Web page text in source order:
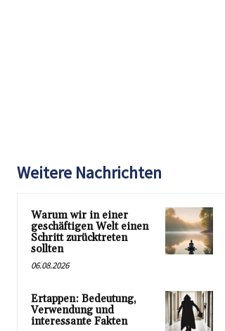
Weitere Nachrichten
Warum wir in einer
geschäftigen Welt einen
Schritt zurücktreten
sollten
06.08.2026
Ertappen: Bedeutung,
Verwendung und
interessante Fakten